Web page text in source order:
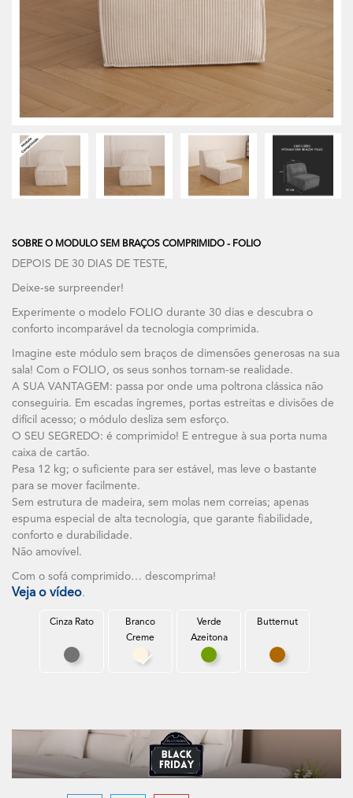
SOBRE O MODULO SEM BRAÇOS COMPRIMIDO - FOLIO
DEPOIS DE 30 DIAS DE TESTE,
Deixe-se surpreender!
Experimente o modelo FOLIO durante 30 dias e descubra o
conforto incomparável da tecnologia comprimida.
Imagine este módulo sem braços de dimensões generosas na sua
sala! Com o FOLIO, os seus sonhos tornam-se realidade.
A SUA VANTAGEM: passa por onde uma poltrona clássica não
conseguiria. Em escadas íngremes, portas estreitas e divisões de
difícil acesso; o módulo desliza sem esforço.
O SEU SEGREDO: é comprimido! E entregue à sua porta numa
caixa de cartão.
Pesa 12 kg; o suficiente para ser estável, mas leve o bastante
para se mover facilmente.
Sem estrutura de madeira, sem molas nem correias; apenas
espuma especial de alta tecnologia, que garante fiabilidade,
conforto e durabilidade.
Não amovível.
Com o sofá comprimido… descomprima!
Veja o vídeo.
Cinza Rato
Cinza Rato
Branco
Creme
Branco Creme
Verde
Azeitona
Verde Azeitona
Butternut
Butternut